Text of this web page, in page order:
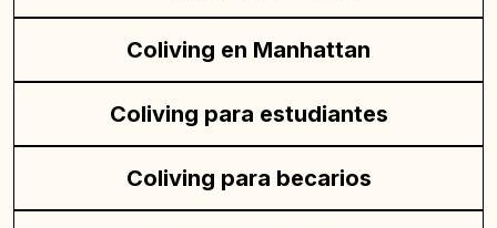
Coliving en Manhattan
Coliving para estudiantes
Coliving para becarios